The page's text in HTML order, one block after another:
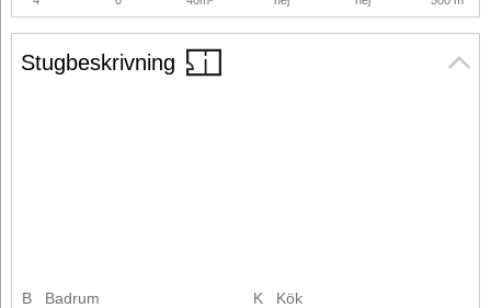
Stugbeskrivning
B
Badrum
K
Kök